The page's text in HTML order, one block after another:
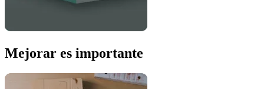
Mejorar es importante